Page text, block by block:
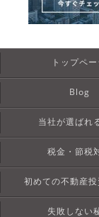
トップペー
Blog
当社が選ばれ
税金・節税
初めての不動産
失敗しない